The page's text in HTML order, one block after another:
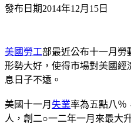
發布日期2014年12月15日
美國 勞工部最近公布十一月勞
形勢大好，使得市場對美國
息日子不遠。
美國十一月 失業率為五點八％
人，創二○一二年一月來最大